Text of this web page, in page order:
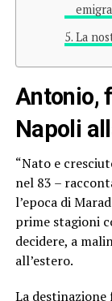
La
Antonio,
Napoli
“Nato e
nel 83 –
l’epoca di
prime stagioni
decidere, a
all’estero.
La